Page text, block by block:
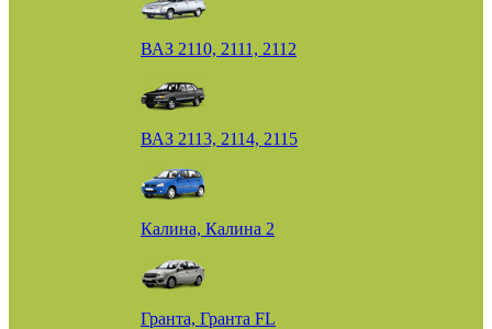
ВАЗ 2110, 2111, 2112
ВАЗ 2113, 2114, 2115
Калина, Калина 2
Гранта, Гранта FL